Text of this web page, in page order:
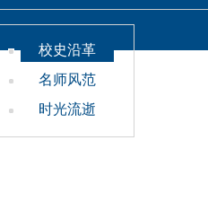
校史沿革
名师风范
时光流逝